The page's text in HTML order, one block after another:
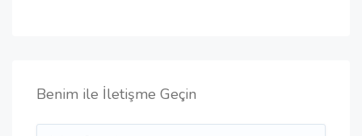
Benim ile İletişme Geçin